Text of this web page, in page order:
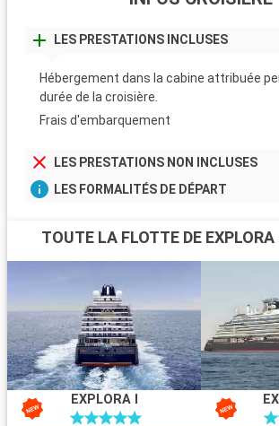
LES PRESTATIONS INCLUSES
Hébergement dans la cabine attribuée
durée de la croisière.
Frais d'embarquement
LES PRESTATIONS NON INCLUSES
LES FORMALITÉS DE DÉPART
TOUTE LA FLOTTE DE
EXPLORA I